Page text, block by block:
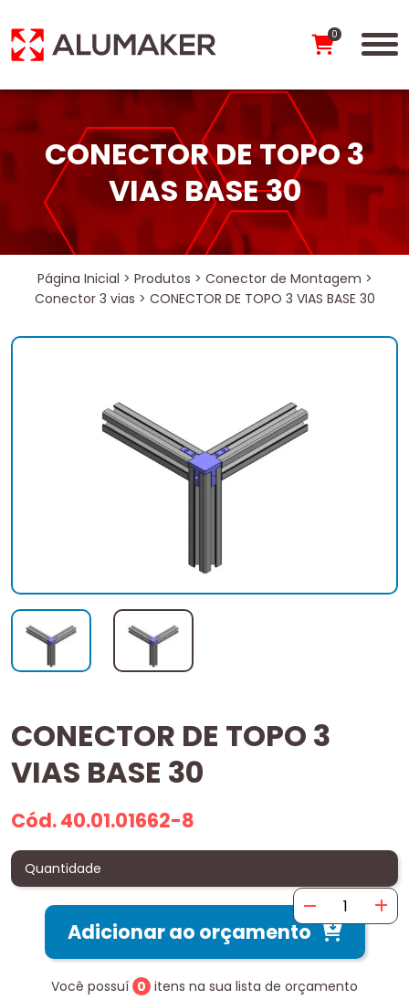
0
CONECTOR DE TOPO 3
VIAS BASE 30
Página Inicial > Produtos > Conector de Montagem >
Conector 3 vias > CONECTOR DE TOPO 3 VIAS BASE 30
CONECTOR DE TOPO 3
VIAS BASE 30
Cód. 40.01.01662-8
Quantidade
Adicionar ao orçamento
Você possuí 0 itens na sua lista de orçamento